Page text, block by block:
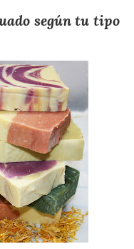
según tu tipo